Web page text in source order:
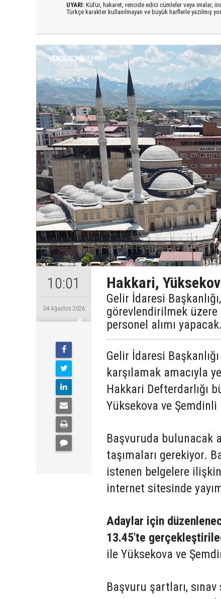
UYARI: Küfür, hakaret, rencide edici cümleler veya imalar,
Türkçe karakter kullanılmayan ve büyük harflerle yazılmış
10:01
04 Ağustos 2026
Hakkari,
Gelir İdaresi
görevlendirilmek üzere
personel alımı yapacak.
Gelir İdaresi
karşılamak amacıyla
Hakkari Defterdarlığı
Yüksekova ve
Başvuruda bulunacak
taşımaları gerekiyor.
istenen belgelere
internet sitesinde
Adaylar için
13.45'te
ile Yüksekova ve
Başvuru şartları,